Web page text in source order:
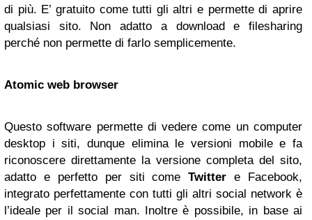
di più. E’ gratuito come tutti gli altri e permette di aprire
qualsiasi sito. Non adatto a download e filesharing
perché non permette di farlo semplicemente.
Atomic web browser
Questo software permette di vedere come un computer
desktop i siti, dunque elimina le versioni mobile e fa
riconoscere direttamente la versione completa del sito,
adatto e perfetto per siti comeTwitter e Facebook,
integrato perfettamente con tutti gli altri social network è
l’ideale per il social man. Inoltre è possibile, in base ai